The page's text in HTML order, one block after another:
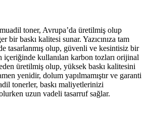
toner, Avrupa’da üretilmiş olup
bir baskı kalitesi sunar. Yazıcınıza tam
tasarlanmış olup, güvenli ve kesintisiz bir
içeriğinde kullanılan karbon tozları orijinal
üretilmiş olup, yüksek baskı kalitesini
yenidir, dolum yapılmamıştır ve garanti
tonerler, baskı maliyetlerinizi
uzun vadeli tasarruf sağlar.